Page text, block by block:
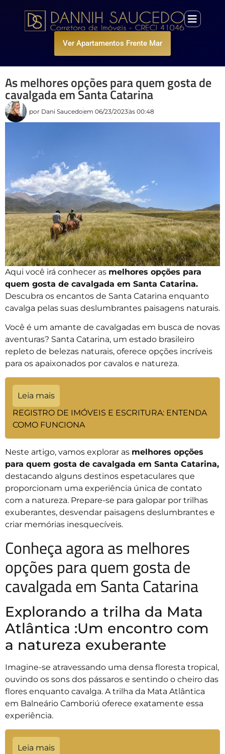
Ver Apartamentos Frente Mar
As melhores opções para quem gosta de
cavalgada em Santa Catarina
por Dani Saucedoem 06/23/2023às 00:48
Aqui você irá conhecer as melhores opções para
quem gosta de cavalgada em Santa Catarina.
Descubra os encantos de Santa Catarina enquanto
cavalga pelas suas deslumbrantes paisagens naturais.
Você é um amante de cavalgadas em busca de novas
aventuras? Santa Catarina, um estado brasileiro
repleto de belezas naturais, oferece opções incríveis
para os apaixonados por cavalos e natureza.
Leia mais
REGISTRO DE IMÓVEIS E ESCRITURA: ENTENDA
COMO FUNCIONA
Neste artigo, vamos explorar as melhores opções
para quem gosta de cavalgada em Santa Catarina,
destacando alguns destinos espetaculares que
proporcionam uma experiência única de contato
com a natureza. Prepare-se para galopar por trilhas
exuberantes, desvendar paisagens deslumbrantes e
criar memórias inesquecíveis.
Conheça agora as melhores
opções para quem gosta de
cavalgada em Santa Catarina
Explorando a trilha da Mata
Atlântica :Um encontro com
a natureza exuberante
Imagine-se atravessando uma densa floresta tropical,
ouvindo os sons dos pássaros e sentindo o cheiro das
flores enquanto cavalga. A trilha da Mata Atlântica
em Balneário Camboriú oferece exatamente essa
experiência.
Leia mais